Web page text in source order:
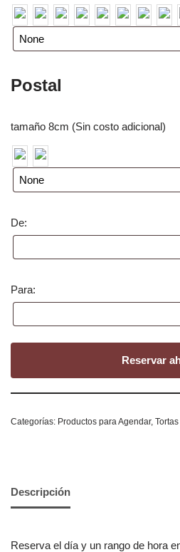
Postal
tamaño 8cm (Sin costo adicional)
De:
Para:
Reservar
Categorías: Productos para Agendar,
Descripción
Reserva el día y un rango de hora